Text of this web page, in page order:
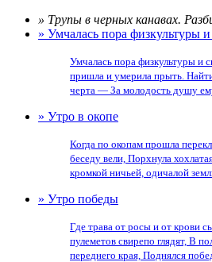
» Трупы в черных канавах.
» Умчалась пора физкультуры и
Умчалась пора физкультуры и
пришла и умерила прыть.
черта — За молодость душу
» Утро в окопе
Когда по окопам прошла
беседу вели, Порхнула
кромкой ничьей, одичалой
» Утро победы
Где трава от росы и от крови
пулеметов свирепо глядят, В
переднего края, Поднялся